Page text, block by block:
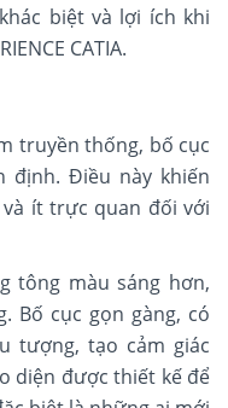
biệt và lợi ích khi
CATIA.
truyền thống, bố cục
định. Điều này khiến
ít trực quan đối với
tông màu sáng hơn,
Bố cục gọn gàng, có
tượng, tạo cảm giác
diện được thiết kế để